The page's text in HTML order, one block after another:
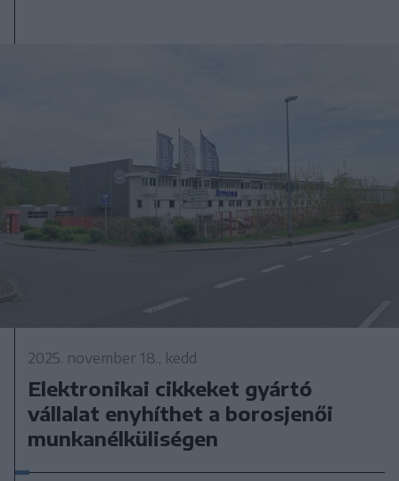
2025. november 18., kedd
Elektronikai cikkeket gyártó
vállalat enyhíthet a borosjenői
munkanélküliségen